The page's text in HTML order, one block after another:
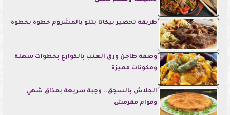
طريقة تحضير بيكاتا بتلو بالمشروم خطوة بخطوة
وصفة طاجن ورق العنب بالكوارع بخطوات سهلة
ومكونات مميزة
الجلاش بالسجق.. وجبة سريعة بمذاق شهي
وقوام مقرمش